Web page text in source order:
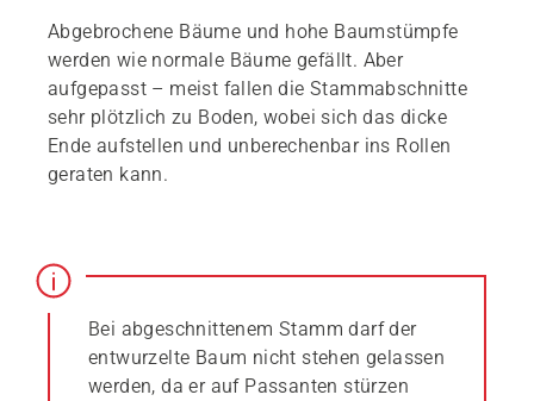
Abgebrochene Bäume und hohe Baumstümpfe
werden wie normale Bäume gefällt. Aber
aufgepasst – meist fallen die Stammabschnitte
sehr plötzlich zu Boden, wobei sich das dicke
Ende aufstellen und unberechenbar ins Rollen
geraten kann.
Bei abgeschnittenem Stamm darf der
entwurzelte Baum nicht stehen gelassen
werden, da er auf Passanten stürzen